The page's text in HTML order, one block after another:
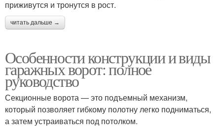
приживутся и тронутся в рост.
читать дальше →
Особенности конструкции и виды
гаражных ворот: полное
руководство
Секционные ворота — это подъемный механизм,
который позволяет гибкому полотну легко подниматься,
а затем устраиваться под потолком.